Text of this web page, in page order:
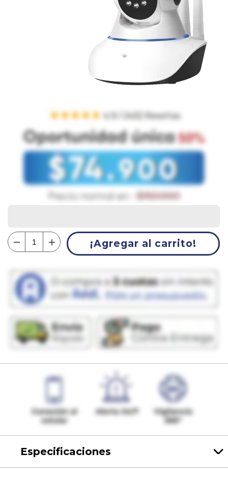
¡Agregar al carrito!
Especificaciones